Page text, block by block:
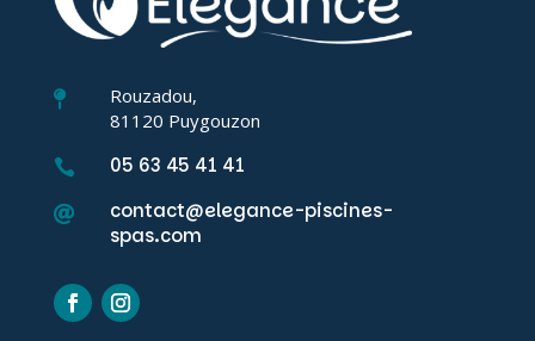

Rouzadou,
81120 Puygouzon
 05 63 45 41 41

contact@elegance-piscines-
spas.com